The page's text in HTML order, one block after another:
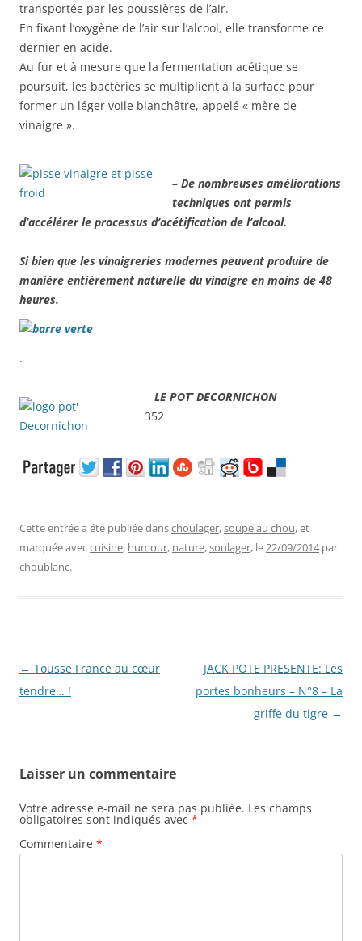
transportée par les poussières de l’air.
En fixant l’oxygène de l’air sur l’alcool, elle transforme ce
dernier en acide.
Au fur et à mesure que la fermentation acétique se
poursuit, les bactéries se multiplient à la surface pour
former un léger voile blanchâtre, appelé « mère de
vinaigre ».
– De nombreuses améliorations
techniques ont permis
d’accélérer le processus d’acétification de l’alcool.
Si bien que les vinaigreries modernes peuvent produire de
manière entièrement naturelle du vinaigre en moins de 48
heures.
.
LE POT’ DECORNICHON
352
Cette entrée a été publiée danschoulager,soupe au chou, et
marquée aveccuisine, humour, nature,soulager, le22/09/2014 par
choublanc.
Navigation
des
← Tousse France au cœur
tendre… !
JACK POTE PRESENTE: Les
portes bonheurs – N°8 – La
griffe du tigre →
Laisser un commentaire
Votre adresse e-mail ne sera pas publiée. Les champs
obligatoires sont indiqués avec *
Commentaire *